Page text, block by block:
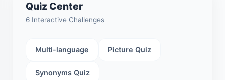
Quiz Center
6 Interactive Challenges
Multi-language Picture Quiz
Synonyms Quiz